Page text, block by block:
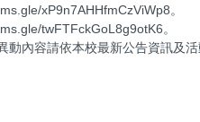
xP9n7AHHfmCzViWp8。
twFTFckGoL8g9otK6。
內容請依本校最新公告資訊及活